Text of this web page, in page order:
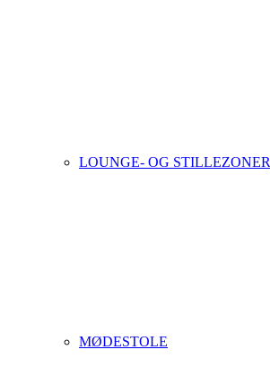
LOUNGE- OG STILLEZONER
MØDESTOLE